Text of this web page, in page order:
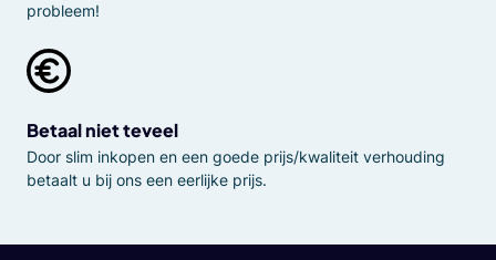
probleem!
Betaal niet teveel
Door slim inkopen en een goede prijs/kwaliteit verhouding
betaalt u bij ons een eerlijke prijs.